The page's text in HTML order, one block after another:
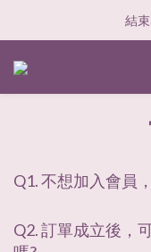
結
Q1. 不想加入會員
Q2. 訂單成立後，